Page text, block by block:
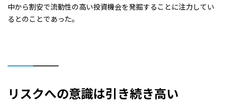
中から割安で流動性の高い投資機会を発掘することに注力してい
るとのことであった。
リスクへの意識は引き続き高い